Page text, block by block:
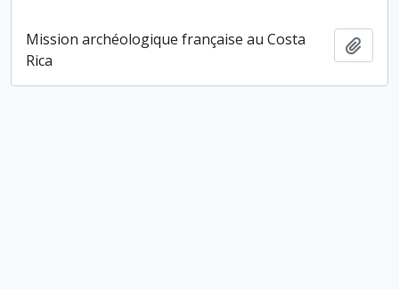
Mission archéologique française au Costa
Rica